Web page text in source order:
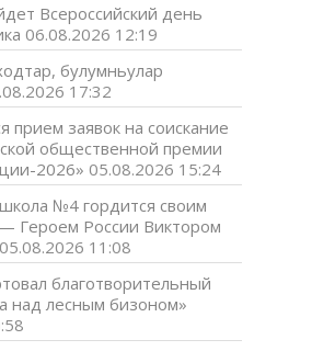
Всероссийский день
06.08.2026 12:19
булумньулар
17:32
прием заявок на соискание
общественной премии
2026» 05.08.2026 15:24
№4 гордится своим
Героем России Виктором
05.08.2026 11:08
благотворительный
над лесным бизоном»